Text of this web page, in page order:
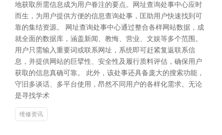
地获取所需信息成为用户眷注的要点。网址查询处事中心应时
而生，为用户提供方便的信息查询处事，匡助用户快速找到可
靠的集结资源。 网址查询处事中心通过整合各样网站数据，成
就全面的数据库，涵盖新闻、教悔、营业、文娱等多个范围。
用户只需输入重要词或联系网址，系统即可赶紧复返联系信
息，并提供网站的巨擘性、安全性及履行质料评估，确保用户
获取的信息真确可靠。 此外，该处事还具备庞大的搜索功能，
守旧多谈话、多平台使用，昂然不同用户的各样化需求。无论
是寻找学术
维修资讯